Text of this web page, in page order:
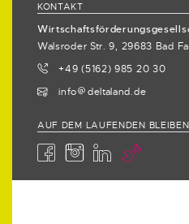
KONTAKT
Walsroder Str. 9, 29683 Bad
+49 (5162) 985 20 30
info
deltaland.de
AUF DEM LAUFENDEN BLEIBEN